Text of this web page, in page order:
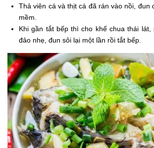
Thả viên cá và thịt cá đã rán vào nồi, đun
mềm.
Khi gần tắt bếp thì cho khế chua thái lát,
đảo nhẹ, đun sôi lại một lần rồi tắt bếp.